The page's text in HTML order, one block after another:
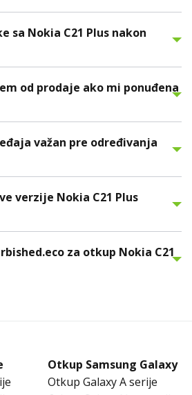
sa Nokia C21 Plus nakon
od prodaje ako mi ponuđena
važan pre određivanja
verzije Nokia C21 Plus
za otkup Nokia C21
Otkup Samsung Galaxy
Otkup Galaxy A serije